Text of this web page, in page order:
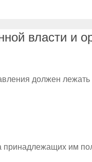
власти и
должен
принадлежащих им